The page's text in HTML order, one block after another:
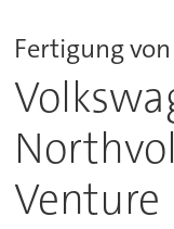
Fertigung
Venture